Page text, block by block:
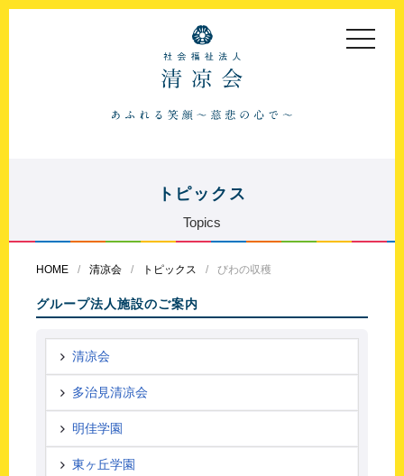
toggle
トピックス
Topics
HOME 清凉会 トピックス びわの収穫
グループ法人施設のご案内
清凉会
多治見清凉会
明佳学園
東ヶ丘学園